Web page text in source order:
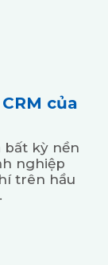
của
bất kỳ nền
nghiệp
trên hầu